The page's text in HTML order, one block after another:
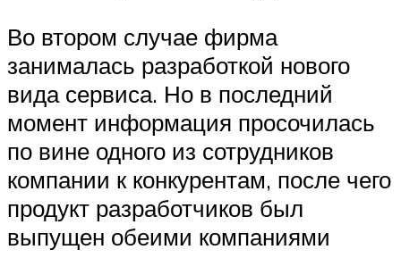
Во втором случае фирма
занималась разработкой нового
вида сервиса. Но в последний
момент информация просочилась
по вине одного из сотрудников
компании к конкурентам, после чего
продукт разработчиков был
выпущен обеими компаниями